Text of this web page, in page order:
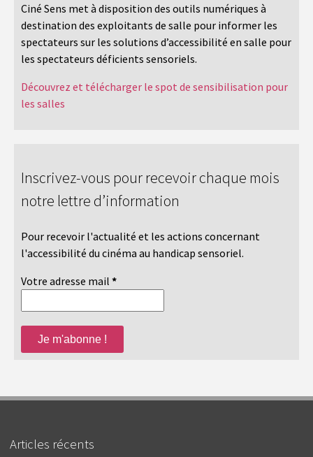
Ciné Sens met à disposition des outils numériques à
destination des exploitants de salle pour informer les
spectateurs sur les solutions d’accessibilité en salle pour
les spectateurs déficients sensoriels.
Découvrez et télécharger le spot de sensibilisation pour
les salles
Inscrivez-vous pour recevoir chaque mois
notre lettre d’information
Pour recevoir l'actualité et les actions concernant
l'accessibilité du cinéma au handicap sensoriel.
Votre adresse mail *
Articles récents